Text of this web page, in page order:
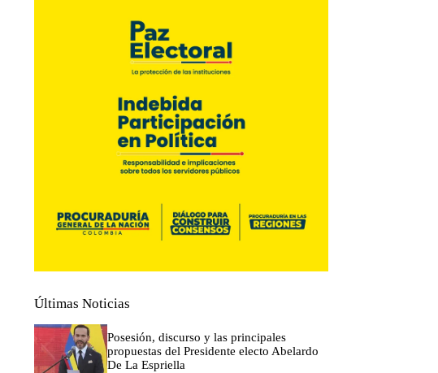
Últimas Noticias
Posesión, discurso y las principales
propuestas del Presidente electo Abelardo
De La Espriella